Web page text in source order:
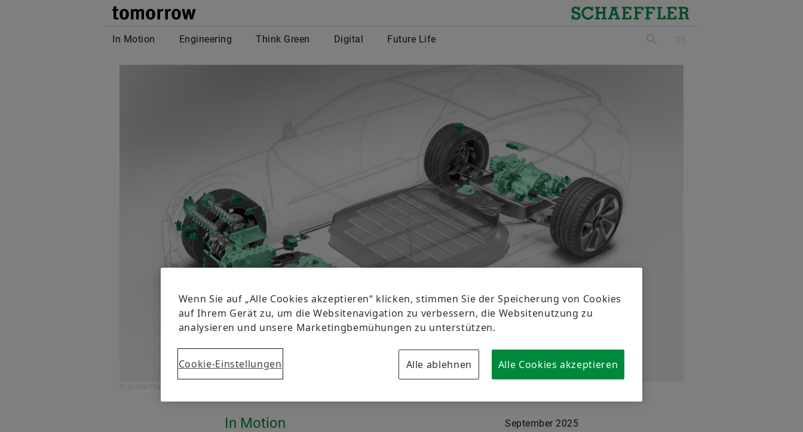
tomorrow Schaeffler
In Motion Engineering Think Green Digital Future Life suchenDE
In Motion September 2025
Wenn Sie auf „Alle Cookies akzeptieren“ klicken, stimmen Sie der Speicherung von Cookies
auf Ihrem Gerät zu, um die Websitenavigation zu verbessern, die Websitenutzung zu
analysieren und unsere Marketingbemühungen zu unterstützen.
Cookie-Einstellungen Alle ablehnen Alle Cookies akzeptieren